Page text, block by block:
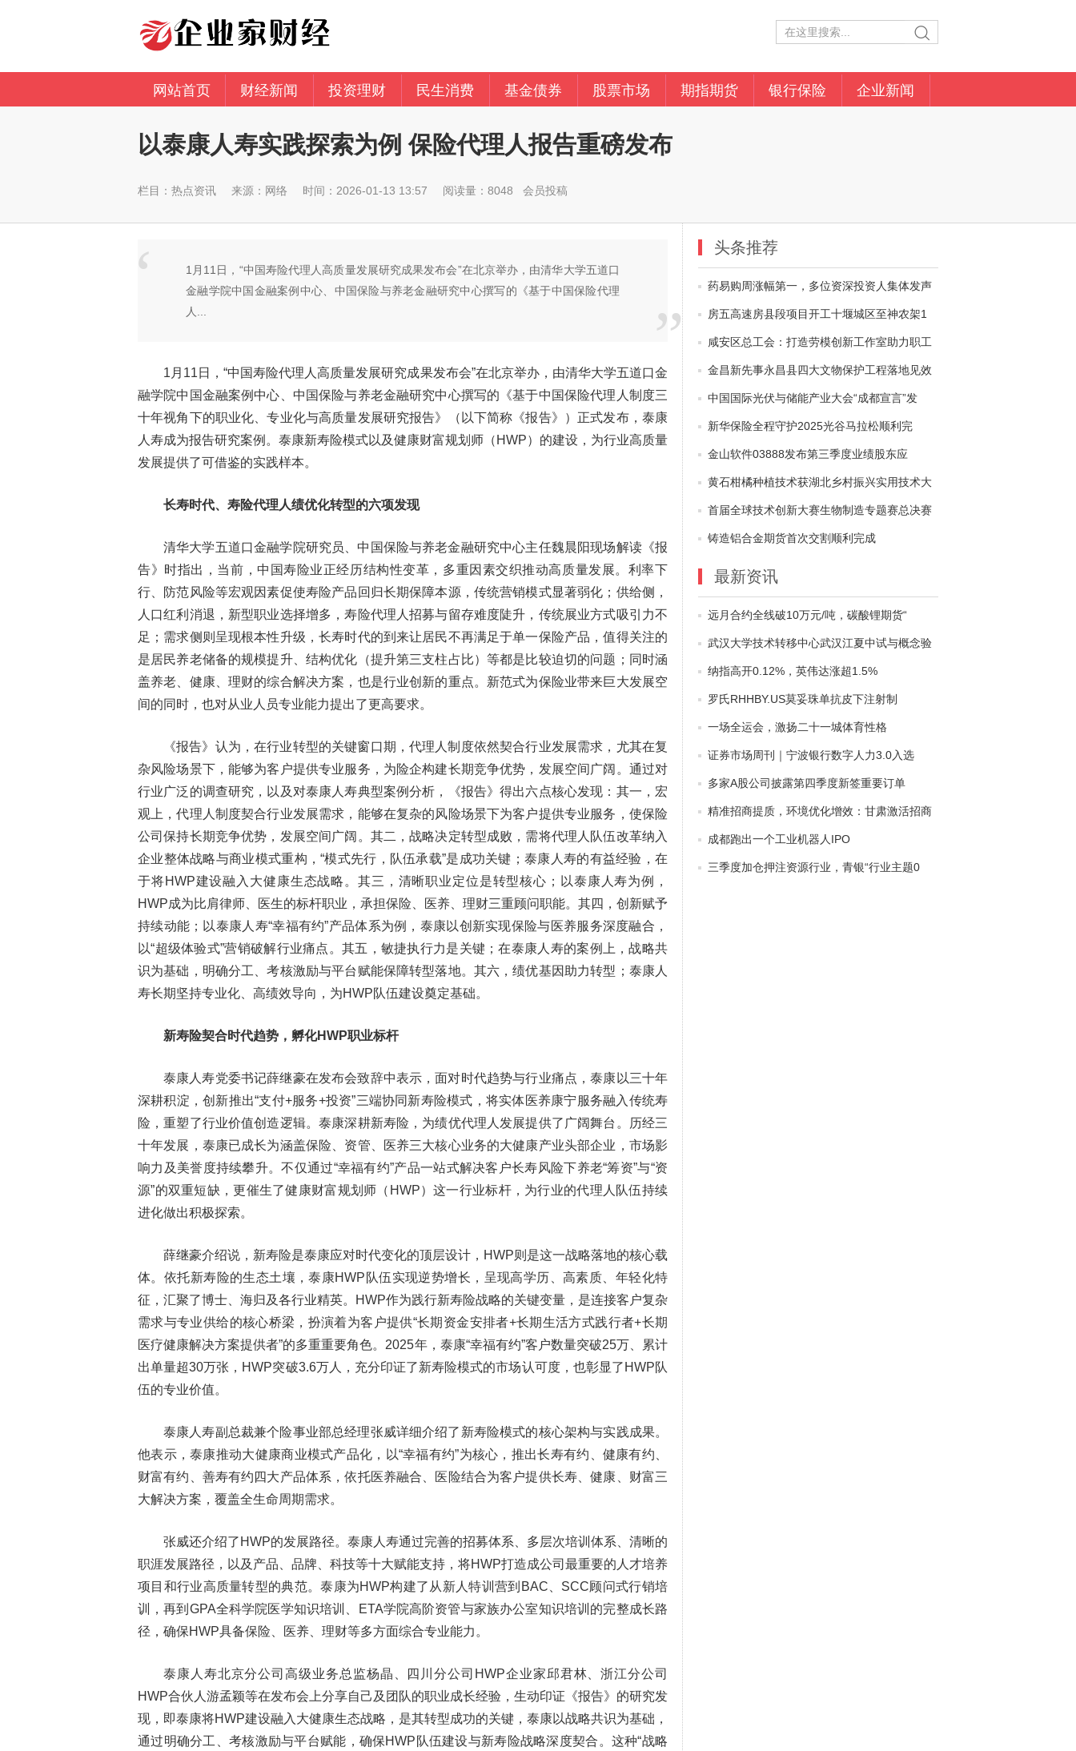
网站首页 财经新闻 投资理财 民生消费 基金债券 股票市场 期指期货 银行保险 企业新闻
以泰康人寿实践探索为例 保险代理人报告重磅发布
栏目： 热点资讯 来源：网络 时间：2026-01-13 13:57 阅读量：8048 会员投稿
1月11日，“中国寿险代理人高质量发展研究成果发布会”在北京举办，由清华大学五道口
金融学院中国金融案例中心、中国保险与养老金融研究中心撰写的《基于中国保险代理
人...
1月11日，“中国寿险代理人高质量发展研究成果发布会”在北京举办，由清华大学五道口金
融学院中国金融案例中心、中国保险与养老金融研究中心撰写的《基于中国保险代理人制度三
十年视角下的职业化、专业化与高质量发展研究报告》（以下简称《报告》）正式发布，泰康
人寿成为报告研究案例。泰康新寿险模式以及健康财富规划师（HWP）的建设，为行业高质量
发展提供了可借鉴的实践样本。
长寿时代、寿险代理人绩优化转型的六项发现
清华大学五道口金融学院研究员、中国保险与养老金融研究中心主任魏晨阳现场解读《报
告》时指出，当前，中国寿险业正经历结构性变革，多重因素交织推动高质量发展。利率下
行、防范风险等宏观因素促使寿险产品回归长期保障本源，传统营销模式显著弱化；供给侧，
人口红利消退，新型职业选择增多，寿险代理人招募与留存难度陡升，传统展业方式吸引力不
足；需求侧则呈现根本性升级，长寿时代的到来让居民不再满足于单一保险产品，值得关注的
是居民养老储备的规模提升、结构优化（提升第三支柱占比）等都是比较迫切的问题；同时涵
盖养老、健康、理财的综合解决方案，也是行业创新的重点。新范式为保险业带来巨大发展空
间的同时，也对从业人员专业能力提出了更高要求。
《报告》认为，在行业转型的关键窗口期，代理人制度依然契合行业发展需求，尤其在复
杂风险场景下，能够为客户提供专业服务，为险企构建长期竞争优势，发展空间广阔。通过对
行业广泛的调查研究，以及对泰康人寿典型案例分析，《报告》得出六点核心发现：其一，宏
观上，代理人制度契合行业发展需求，能够在复杂的风险场景下为客户提供专业服务，使保险
公司保持长期竞争优势，发展空间广阔。其二，战略决定转型成败，需将代理人队伍改革纳入
企业整体战略与商业模式重构，“模式先行，队伍承载”是成功关键；泰康人寿的有益经验，在
于将HWP建设融入大健康生态战略。其三，清晰职业定位是转型核心；以泰康人寿为例，
HWP成为比肩律师、医生的标杆职业，承担保险、医养、理财三重顾问职能。其四，创新赋予
持续动能；以泰康人寿“幸福有约”产品体系为例，泰康以创新实现保险与医养服务深度融合，
以“超级体验式”营销破解行业痛点。其五，敏捷执行力是关键；在泰康人寿的案例上，战略共
识为基础，明确分工、考核激励与平台赋能保障转型落地。其六，绩优基因助力转型；泰康人
寿长期坚持专业化、高绩效导向，为HWP队伍建设奠定基础。
新寿险契合时代趋势，孵化HWP职业标杆
泰康人寿党委书记薛继豪在发布会致辞中表示，面对时代趋势与行业痛点，泰康以三十年
深耕积淀，创新推出“支付+服务+投资”三端协同新寿险模式，将实体医养康宁服务融入传统寿
险，重塑了行业价值创造逻辑。泰康深耕新寿险，为绩优代理人发展提供了广阔舞台。历经三
十年发展，泰康已成长为涵盖保险、资管、医养三大核心业务的大健康产业头部企业，市场影
响力及美誉度持续攀升。不仅通过“幸福有约”产品一站式解决客户长寿风险下养老“筹资”与“资
源”的双重短缺，更催生了健康财富规划师（HWP）这一行业标杆，为行业的代理人队伍持续
进化做出积极探索。
薛继豪介绍说，新寿险是泰康应对时代变化的顶层设计，HWP则是这一战略落地的核心载
体。依托新寿险的生态土壤，泰康HWP队伍实现逆势增长，呈现高学历、高素质、年轻化特
征，汇聚了博士、海归及各行业精英。HWP作为践行新寿险战略的关键变量，是连接客户复杂
需求与专业供给的核心桥梁，扮演着为客户提供“长期资金安排者+长期生活方式践行者+长期
医疗健康解决方案提供者”的多重重要角色。2025年，泰康“幸福有约”客户数量突破25万、累计
出单量超30万张，HWP突破3.6万人，充分印证了新寿险模式的市场认可度，也彰显了HWP队
伍的专业价值。
泰康人寿副总裁兼个险事业部总经理张威详细介绍了新寿险模式的核心架构与实践成果。
他表示，泰康推动大健康商业模式产品化，以“幸福有约”为核心，推出长寿有约、健康有约、
财富有约、善寿有约四大产品体系，依托医养融合、医险结合为客户提供长寿、健康、财富三
大解决方案，覆盖全生命周期需求。
张威还介绍了HWP的发展路径。泰康人寿通过完善的招募体系、多层次培训体系、清晰的
职涯发展路径，以及产品、品牌、科技等十大赋能支持，将HWP打造成公司最重要的人才培养
项目和行业高质量转型的典范。泰康为HWP构建了从新人特训营到BAC、SCC顾问式行销培
训，再到GPA全科学院医学知识培训、ETA学院高阶资管与家族办公室知识培训的完整成长路
径，确保HWP具备保险、医养、理财等多方面综合专业能力。
泰康人寿北京分公司高级业务总监杨晶、四川分公司HWP企业家邱君林、浙江分公司
HWP合伙人游孟颖等在发布会上分享自己及团队的职业成长经验，生动印证《报告》的研究发
现，即泰康将HWP建设融入大健康生态战略，是其转型成功的关键，泰康以战略共识为基础，
通过明确分工、考核激励与平台赋能，确保HWP队伍建设与新寿险战略深度契合。这种“战略
头条推荐
药易购周涨幅第一，多位资深投资人集体发声
房五高速房县段项目开工十堰城区至神农架1
咸安区总工会：打造劳模创新工作室助力职工
金昌新先事永昌县四大文物保护工程落地见效
中国国际光伏与储能产业大会“成都宣言”发
新华保险全程守护2025光谷马拉松顺利完
金山软件03888发布第三季度业绩股东应
黄石柑橘种植技术获湖北乡村振兴实用技术大
首届全球技术创新大赛生物制造专题赛总决赛
铸造铝合金期货首次交割顺利完成
最新资讯
远月合约全线破10万元/吨，碳酸锂期货“
武汉大学技术转移中心武汉江夏中试与概念验
纳指高开0.12%，英伟达涨超1.5%
罗氏RHHBY.US莫妥珠单抗皮下注射制
一场全运会，激扬二十一城体育性格
证券市场周刊｜宁波银行数字人力3.0入选
多家A股公司披露第四季度新签重要订单
精准招商提质，环境优化增效：甘肃激活招商
成都跑出一个工业机器人IPO
三季度加仓押注资源行业，青银“行业主题0